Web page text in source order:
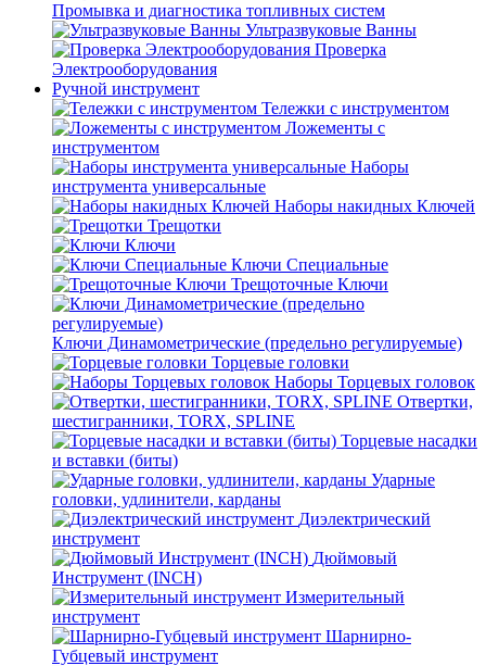
Промывка и диагностика топливных систем
Ультразвуковые Ванны
Проверка
Электрооборудования
Ручной инструмент
Тележки с инструментом
Ложементы с
инструментом
Наборы
инструмента универсальные
Наборы накидных Ключей
Трещотки
Ключи
Ключи Специальные
Трещоточные Ключи
Ключи Динамометрические (предельно регулируемые)
Торцевые головки
Наборы Торцевых головок
Отвертки,
шестигранники, TORX, SPLINE
Торцевые насадки
и вставки (биты)
Ударные
головки, удлинители, карданы
Диэлектрический
инструмент
Дюймовый
Инструмент (INCH)
Измерительный
инструмент
Шарнирно-
Губцевый инструмент